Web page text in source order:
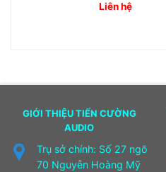
Liên hệ
GIỚI THIỆU TIẾN CƯỜNG
AUDIO
Trụ sở chính: Số 27 ngõ
70 Nguyễn Hoàng Mỹ